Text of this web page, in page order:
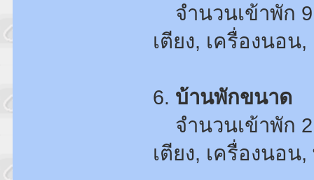
จำนวนเข้าพัก
เตียง, เครื่องนอน
6. บ้านพักขนาด
จำนวนเข้าพัก
เตียง, เครื่องนอ